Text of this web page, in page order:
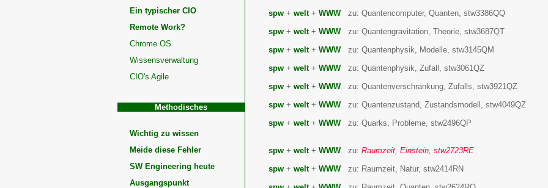
Ein typischer CIO
Remote Work?
Chrome OS
Wissensverwaltung
CIO's Agile
Methodisches
Wichtig zu wissen
Meide diese Fehler
SW Engineering heute
Ausgangspunkt
spw + welt+ WWWzu: Quantencomputer, Quanten, stw3386QQ
spw + welt+ WWWzu: Quantengravitation, Theorie, stw3687QT
spw + welt+ WWWzu: Quantenphysik, Modelle, stw3145QM
spw + welt+ WWWzu: Quantenphysik, Zufall, stw3061QZ
spw + welt+ WWWzu: Quantenverschrankung, Zufalls, stw3921QZ
spw + welt+ WWWzu: Quantenzustand, Zustandsmodell, stw4049QZ
spw + welt+ WWWzu: Quarks, Probleme, stw2496QP
spw + welt+ WWWzu: Raumzeit, Einstein, stw2723RE
spw + welt+ WWWzu: Raumzeit, Natur, stw2414RN